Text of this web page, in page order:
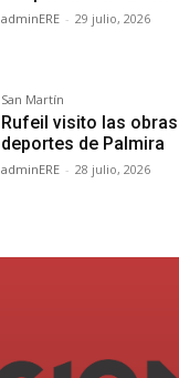
adminERE - 29 julio, 2026
San Martín
Rufeil visito las
deportes de Palmira
adminERE - 28 julio, 2026